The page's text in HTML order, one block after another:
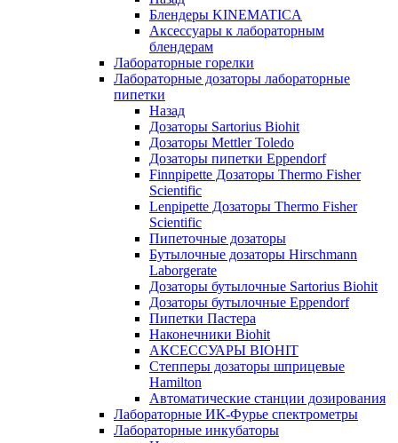
Блендеры KINEMATICA
Аксессуары к лабораторным
блендерам
Лабораторные горелки
Лабораторные дозаторы лабораторные
пипетки
Назад
Дозаторы Sartorius Biohit
Дозаторы Mettler Toledo
Дозаторы пипетки Eppendorf
Finnpipette Дозаторы Thermo Fisher
Scientific
Lenpipette Дозаторы Thermo Fisher
Scientific
Пипеточные дозаторы
Бутылочные дозаторы Hirschmann
Laborgerate
Дозаторы бутылочные Sartorius Biohit
Дозаторы бутылочные Eppendorf
Пипетки Пастера
Наконечники Biohit
АКСЕССУАРЫ BIOHIT
Степперы дозаторы шприцевые
Hamilton
Автоматические станции дозирования
Лабораторные ИК-Фурье спектрометры
Лабораторные инкубаторы